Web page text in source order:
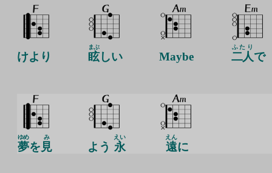
けより 眩
まぶ
しい Maybe 二人
ふたり
で
夢
ゆめ
を 見
み
よう 永
えい
遠
えん
に